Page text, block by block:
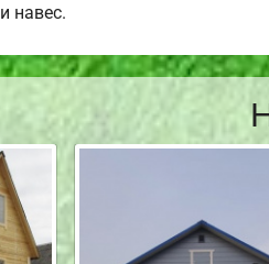
навес.